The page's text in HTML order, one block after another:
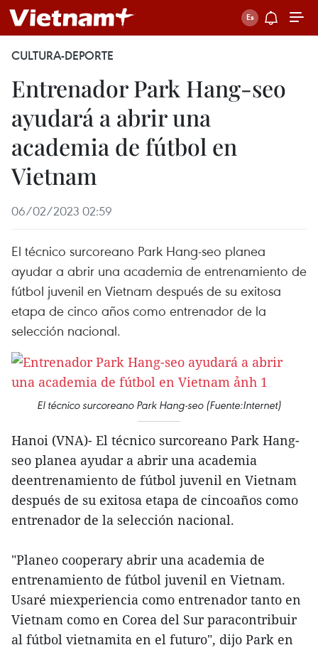
CULTURA-DEPORTE
Entrenador Park Hang-seo
ayudará a abrir una
academia de fútbol en
Vietnam
06/02/2023 02:59
El técnico surcoreano Park Hang-seo planea
ayudar a abrir una academia de entrenamiento de
fútbol juvenil en Vietnam después de su exitosa
etapa de cinco años como entrenador de la
selección nacional.
El técnico surcoreano Park Hang-seo (Fuente:Internet)
Hanoi (VNA)- El técnico surcoreano Park Hang-
seo planea ayudar a abrir una academia
deentrenamiento de fútbol juvenil en Vietnam
después de su exitosa etapa de cincoaños como
entrenador de la selección nacional.
"Planeo cooperary abrir una academia de
entrenamiento de fútbol juvenil en Vietnam.
Usaré miexperiencia como entrenador tanto en
Vietnam como en Corea del Sur paracontribuir
al fútbol vietnamita en el futuro", dijo Park en